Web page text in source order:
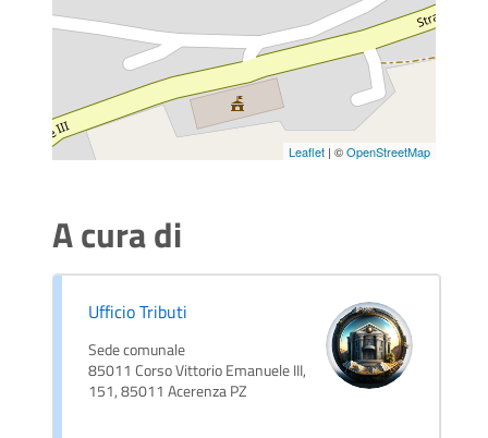
Leaflet | ©OpenStreetMap
A cura di
Ufficio Tributi
Sede comunale
85011 Corso Vittorio Emanuele III,
151, 85011 Acerenza PZ